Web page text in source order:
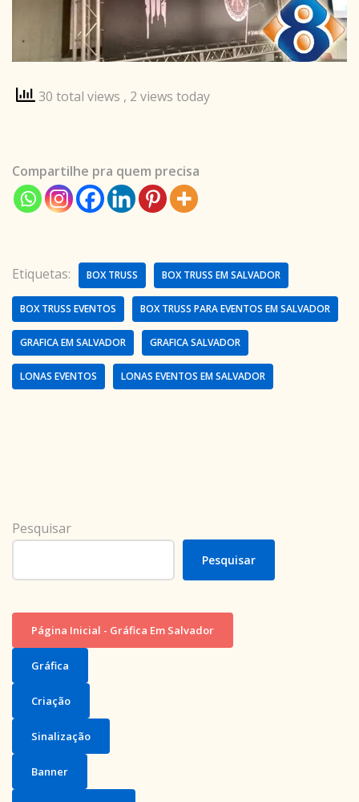
30 total views , 2 views today
Compartilhe pra quem precisa
Etiquetas: BOX TRUSS BOX TRUSS EM SALVADOR
BOX TRUSS EVENTOS BOX TRUSS PARA EVENTOS EM SALVADOR
GRAFICA EM SALVADOR GRAFICA SALVADOR
LONAS EVENTOS LONAS EVENTOS EM SALVADOR
Pesquisar
Pesquisar
Página Inicial - Gráfica Em Salvador
Gráfica
Criação
Sinalização
Banner